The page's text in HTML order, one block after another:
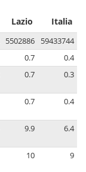
Lazio Italia
5502886
59433744
0.7
0.4
0.7 0.3
0.7 0.4
9.9 6.4
10 9